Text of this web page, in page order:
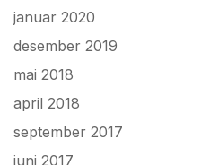
januar 2020
desember 2019
mai 2018
april 2018
september 2017
juni 2017